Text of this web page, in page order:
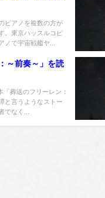
ピアノを複数の方が
。東京ハッスルコピ
ノで宇宙戦艦ヤ...
～前奏～」を読
葬送のフリーレン：
と言うようなストー
でなく...